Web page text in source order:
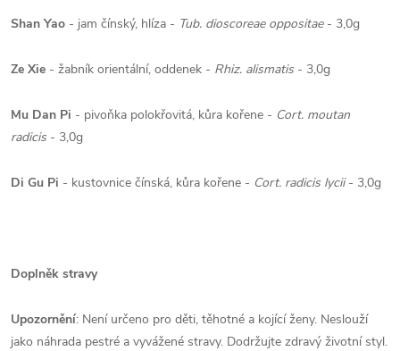
Shan Yao - jam čínský, hlíza - Tub. dioscoreae oppositae- 3,0g
Ze Xie - žabník orientální, oddenek - Rhiz. alismatis - 3,0g
Mu Dan Pi - pivoňka polokřovitá, kůra kořene - Cort. moutan
radicis - 3,0g
Di Gu Pi - kustovnice čínská, kůra kořene - Cort. radicis lycii- 3,0g
Doplněk stravy
Upozornění: Není určeno pro děti, těhotné a kojící ženy. Neslouží
jako náhrada pestré a vyvážené stravy. Dodržujte zdravý životní styl.